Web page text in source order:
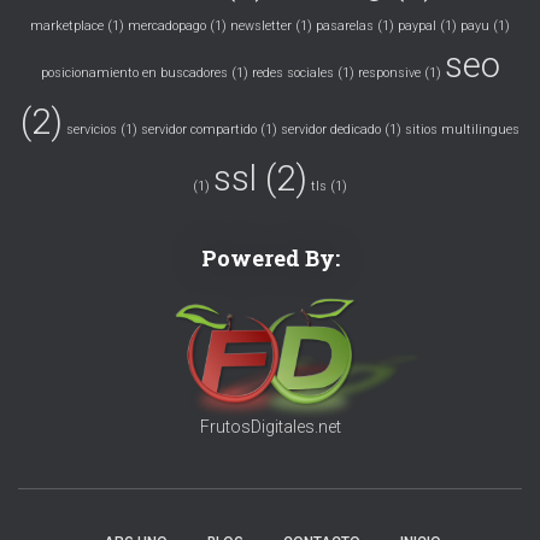
marketplace (1) mercadopago (1) newsletter (1) pasarelas (1) paypal (1) payu (1)
posicionamiento en buscadores (1) redes sociales (1) responsive(1) seo
(2) servicios (1) servidor compartido (1) servidor dedicado (1) sitios multilingues
(1) ssl (2) tls (1)
Powered By:
FrutosDigitales.net